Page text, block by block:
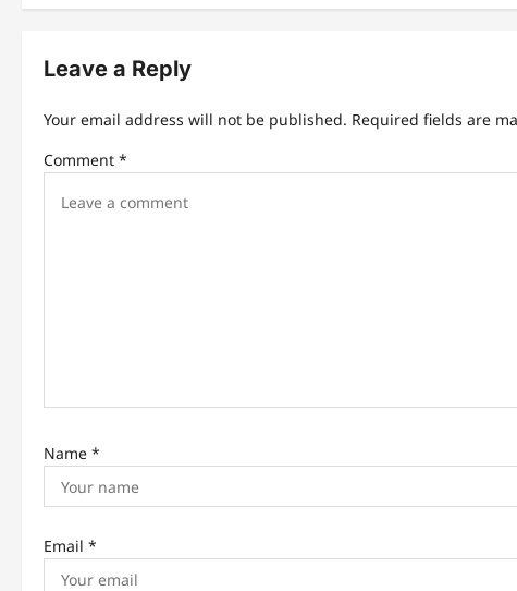
a
v
i
Leave a Reply
Your email address will not be published. Required fields are
Comment *
Name *
Email *